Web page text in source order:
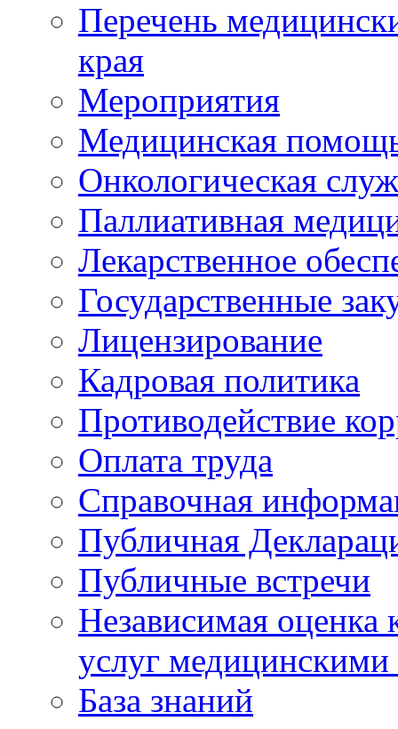
Перечень
края
Мероприятия
Медицинская
Онкологическая
Паллиативная
Лекарственное
Государственные
Лицензирование
Кадровая политика
Противодействие
Оплата труда
Справочная
Публичная
Публичные встречи
Независимая оценка
услуг
База знаний